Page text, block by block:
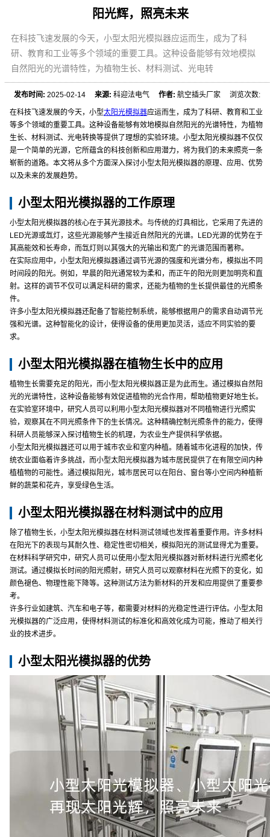
阳光辉，照亮未来
在科技飞速发展的今天，小型太阳光模拟器应运而生，成为了科
研、教育和工业等多个领域的重要工具。这种设备能够有效地模拟
自然阳光的光谱特性，为植物生长、材料测试、光电转
发布时间: 2025-02-14来源: 科迎法电气作者: 航空插头厂家 浏览次数:
在科技飞速发展的今天，小型太阳光模拟器应运而生，成为了科研、教育和工业
等多个领域的重要工具。这种设备能够有效地模拟自然阳光的光谱特性，为植物
生长、材料测试、光电转换等提供了理想的实验环境。小型太阳光模拟器不仅仅
是一个简单的光源，它所蕴含的科技创新和应用潜力，将为我们的未来照亮一条
崭新的道路。本文将从多个方面深入探讨小型太阳光模拟器的原理、应用、优势
以及未来的发展趋势。
小型太阳光模拟器的工作原理
小型太阳光模拟器的核心在于其光源技术。与传统的灯具相比，它采用了先进的
LED光源或氙灯，这些光源能够产生接近自然阳光的光谱。LED光源的优势在于
其高能效和长寿命，而氙灯则以其强大的光输出和宽广的光谱范围而著称。
在实际应用中，小型太阳光模拟器通过调节光源的强度和光谱分布，模拟出不同
时间段的阳光。例如，早晨的阳光通常较为柔和，而正午的阳光则更加明亮和直
射。这样的调节不仅可以满足科研的需求，还能为植物的生长提供最佳的光照条
件。
许多小型太阳光模拟器还配备了智能控制系统，能够根据用户的需求自动调节光
强和光谱。这种智能化的设计，使得设备的使用更加灵活，适应不同实验的要
求。
小型太阳光模拟器在植物生长中的应用
植物生长需要充足的阳光，而小型太阳光模拟器正是为此而生。通过模拟自然阳
光的光谱特性，这种设备能够有效促进植物的光合作用，帮助植物更好地生长。
在实验室环境中，研究人员可以利用小型太阳光模拟器对不同植物进行光照实
验，观察其在不同光照条件下的生长情况。这种精确控制光照条件的能力，使得
科研人员能够深入探讨植物生长的机理，为农业生产提供科学依据。
小型太阳光模拟器还可以用于城市农业和室内种植。随着城市化进程的加快，传
统农业面临着许多挑战，而小型太阳光模拟器为城市居民提供了在有限空间内种
植植物的可能性。通过模拟阳光，城市居民可以在阳台、窗台等小空间内种植新
鲜的蔬菜和花卉，享受绿色生活。
小型太阳光模拟器在材料测试中的应用
除了植物生长，小型太阳光模拟器在材料测试领域也发挥着重要作用。许多材料
在阳光下的表现与其耐久性、稳定性密切相关，模拟阳光的测试显得尤为重要。
在材料科学研究中，研究人员可以使用小型太阳光模拟器对新材料进行光照老化
测试。通过模拟长时间的阳光照射，研究人员可以观察材料在光照下的变化，如
颜色褪色、物理性能下降等。这种测试方法为新材料的开发和应用提供了重要参
考。
许多行业如建筑、汽车和电子等，都需要对材料的光稳定性进行评估。小型太阳
光模拟器的广泛应用，使得材料测试的标准化和高效化成为可能，推动了相关行
业的技术进步。
小型太阳光模拟器的优势